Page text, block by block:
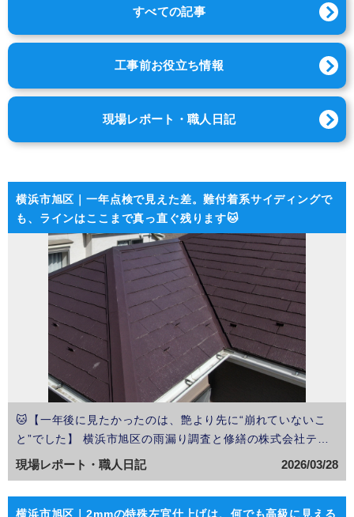
すべての記事
工事前お役立ち情報
現場レポート・職人日記
横浜市旭区｜一年点検で見えた差。難付着系サイディングで
も、ラインはここまで真っ直ぐ残ります🐱
🐱【一年後に見たかったのは、艶より先に“崩れていないこ
と”でした】 横浜市旭区の雨漏り調査と修繕の株式会社テク
アートです🚑 今回一年点検でこの現場へ伺ったとき、私が最
でした。横浜市旭区で外壁塗装や屋根塗装をご検討…
現場レポート・職人日記 2026/03/28
横浜市旭区｜2mmの特殊左官仕上げは、何でも高級に見える